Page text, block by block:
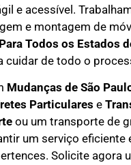
e acessível.
e montagem de
Todos os Estados
cuidar de todo o
Mudanças de São
retes Particulares e T
ou um transporte de
um serviço eficiente
Solicite agora